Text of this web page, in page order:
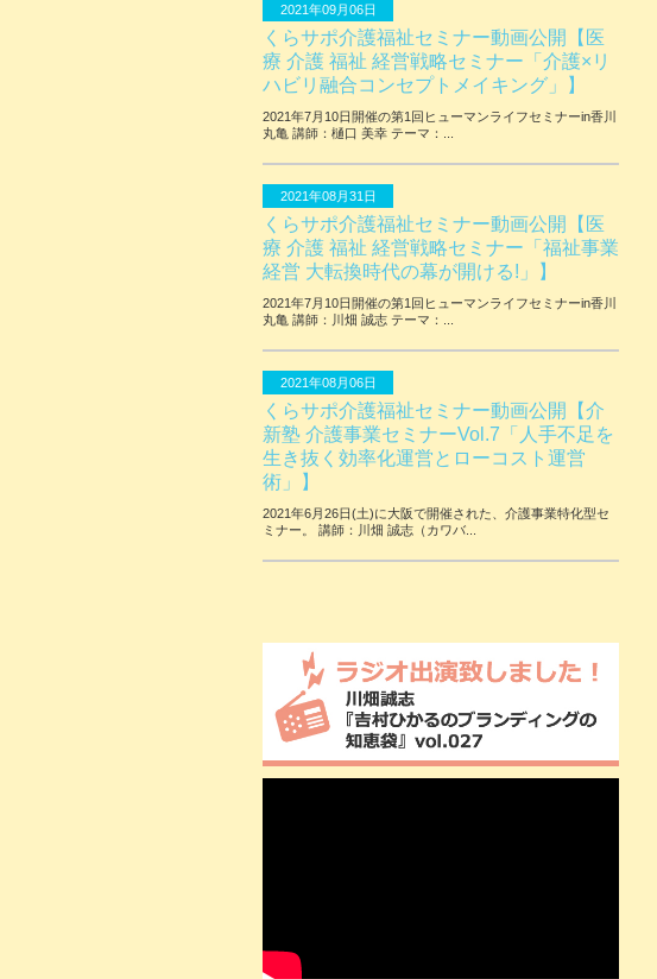
2021年09月06日
くらサポ介護福祉セミナー動画公開【医
療 介護 福祉 経営戦略セミナー「介護×リ
ハビリ融合コンセプトメイキング」】
2021年7月10日開催の第1回ヒューマンライフセミナーin香川
丸亀 講師：樋口 美幸 テーマ：...
2021年08月31日
くらサポ介護福祉セミナー動画公開【医
療 介護 福祉 経営戦略セミナー「福祉事業
経営 大転換時代の幕が開ける!」】
2021年7月10日開催の第1回ヒューマンライフセミナーin香川
丸亀 講師：川畑 誠志 テーマ：...
2021年08月06日
くらサポ介護福祉セミナー動画公開【介
新塾 介護事業セミナーVol.7「人手不足を
生き抜く効率化運営とローコスト運営
術」】
2021年6月26日(土)に大阪で開催された、介護事業特化型セ
ミナー。 講師：川畑 誠志（カワバ...